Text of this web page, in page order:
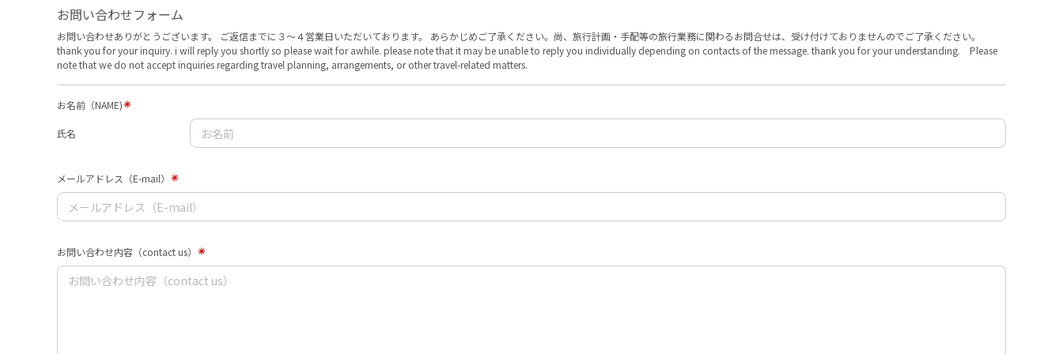
お問い合わせフォーム
お問い合わせありがとうございます。 ご返信までに３〜４営業日いただいております。 あらかじめご了承ください。尚、旅行計画・手配等の旅行業務に関わるお問合せは、受け付けておりませんのでご了承ください。
thank you for your inquiry. i will reply you shortly so please wait for awhile. please note that it may be unable to reply you individually depending on contacts of the message. thank you for your understanding. Please
note that we do not accept inquiries regarding travel planning, arrangements, or other travel-related matters.
お名前（NAME)
氏名
メールアドレス（E-mail）
お問い合わせ内容（contact us）